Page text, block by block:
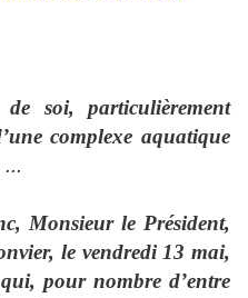
soi, particulièrement
complexe aquatique
...
Monsieur le Président,
le vendredi 13 mai,
pour nombre d’entre